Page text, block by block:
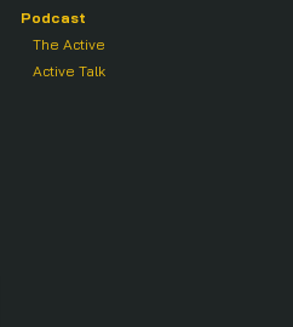
Podcast
The Active
Active Talk